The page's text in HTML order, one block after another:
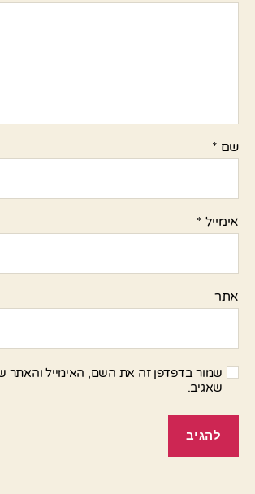
שם *
אימייל *
אתר
שמור בדפדפן זה את השם, האימייל והאתר
שאגיב.